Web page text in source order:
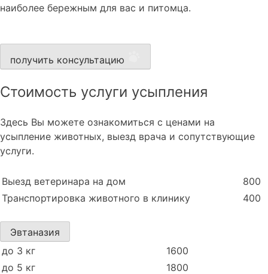
наиболее бережным для вас и питомца.
получить консультацию
Стоимость услуги усыпления
Здесь Вы можете ознакомиться с ценами на
усыпление животных, выезд врача и сопутствующие
услуги.
Выезд ветеринара на дом
800
Транспортировка животного в клинику
400
Эвтаназия
до 3 кг
1600
до 5 кг
1800